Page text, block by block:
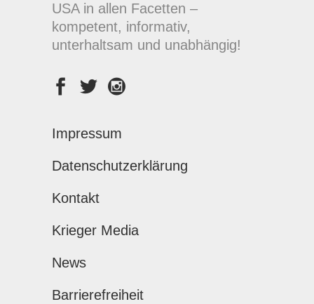
USA in allen Facetten –
kompetent, informativ,
unterhaltsam und unabhängig!
Impressum
Datenschutzerklärung
Kontakt
Krieger Media
News
Barrierefreiheit